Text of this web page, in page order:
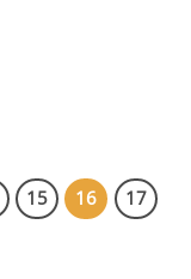
15 16
17